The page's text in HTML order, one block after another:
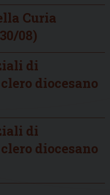
Curia
08)
di
diocesano
di
diocesano